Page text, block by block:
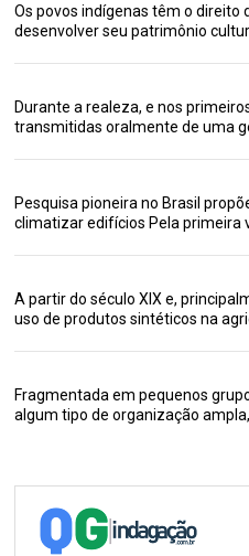
Os povos indígenas têm o direito
desenvolver seu patrimônio
Durante a realeza, e nos
transmitidas oralmente de uma
Pesquisa pioneira no Brasil
climatizar edifícios Pela primeira
A partir do século XIX e,
uso de produtos sintéticos na
Fragmentada em pequenos
algum tipo de organização